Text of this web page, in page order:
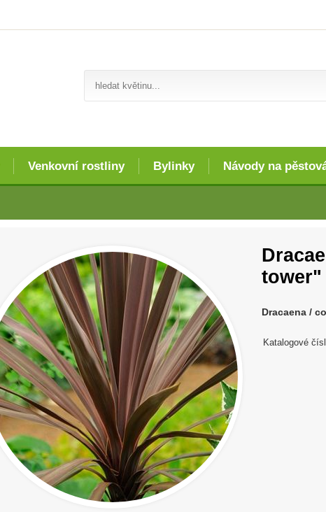
Venkovní rostliny Bylinky Návody na
tower"
Dracaena /
Katalogové